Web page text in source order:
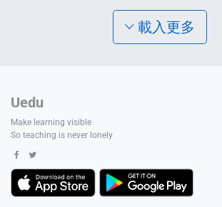
載入更多
Uedu
Make learning visible
So teaching is never lonely